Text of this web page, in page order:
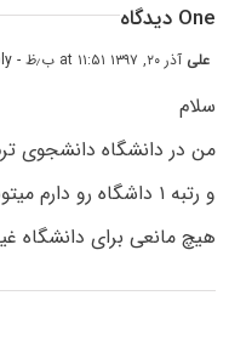
One دیدگاه
علی آذر ۲۰, ۱۳۹۷ at ۱۱:۵۱ ب٫ظ - Reply
سلام
و رتبه ۱ داشگاه رو
هیچ مانعی برای دانشگاه